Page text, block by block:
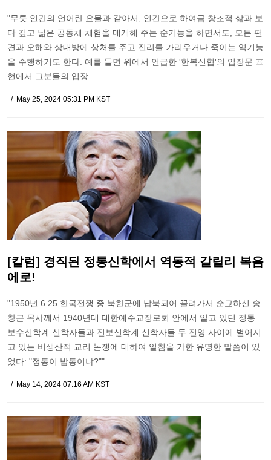
"무릇 인간의 언어란 요물과 같아서, 인간으로 하여금 창조적 삶과 보
다 깊고 넒은 공동체 체험을 매개해 주는 순기능을 하면서도, 모든 편
견과 오해와 상대방에 상처를 주고 진리를 가리우거나 죽이는 역기능
을 수행하기도 한다. 예를 들면 위에서 언급한 '한복신협'의 입장문 표
현에서 그분들의 입장…
May 25, 2024 05:31 PM KST
[칼럼] 경직된 정통신학에서 역동적 갈릴리 복음
에로!
"1950년 6.25 한국전쟁 중 북한군에 납북되어 끌려가서 순교하신 송
창근 목사께서 1940년대 대한예수교장로회 안에서 일고 있던 정통
보수신학계 신학자들과 진보신학계 신학자들 두 진영 사이에 벌어지
고 있는 비생산적 교리 논쟁에 대하여 일침을 가한 유명한 말씀이 있
었다: "정통이 밥통이냐?""
May 14, 2024 07:16 AM KST